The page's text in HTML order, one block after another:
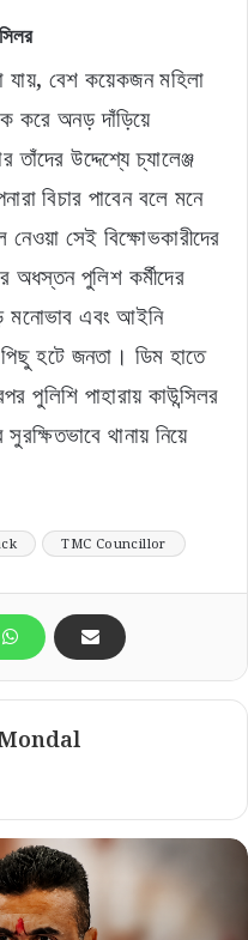
যায়, বেশ কয়েকজন মহিলা
করে অনড় দাঁড়িয়ে
উদ্দেশ্যে চ্যালেঞ্জ
বিচার পাবেন বলে মনে
সেই বিক্ষোভকারীদের
অধস্তন পুলিশ কর্মীদের
মনোভাব এবং আইনি
পিছু হটে জনতা। ডিম হাতে
পুলিশি পাহারায় কাউন্সিলর
থানায় নিয়ে
TMC Councillor